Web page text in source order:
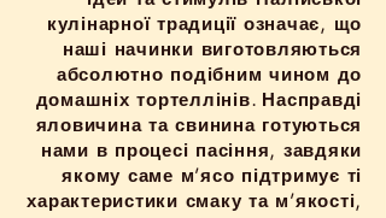
кулінарної традиції означає, що
наші начинки виготовляються
абсолютно подібним чином до
домашніх тортеллінів. Насправді
яловичина та свинина готуються
нами в процесі пасіння, завдяки
якому саме м’ясо підтримує ті
характеристики смаку та м’якості,